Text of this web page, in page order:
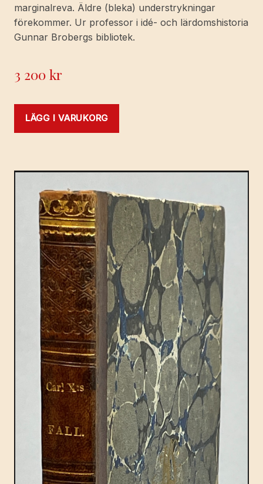
marginalreva. Äldre (bleka) understrykningar
förekommer. Ur professor i idé- och lärdomshistoria
Gunnar Brobergs bibliotek.
3 200kr
LÄGG I VARUKORG